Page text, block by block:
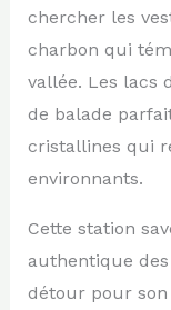
chercher les
charbon qui
vallée. Les lacs
de balade
cristallines qui
environnants.
Cette station
authentique
détour pour